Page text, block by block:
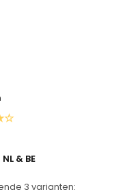
NL & BE
3 varianten: